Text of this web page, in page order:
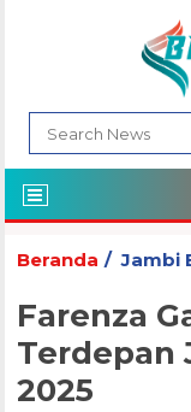
Beranda Jambi
Farenza
Terdepan
2025